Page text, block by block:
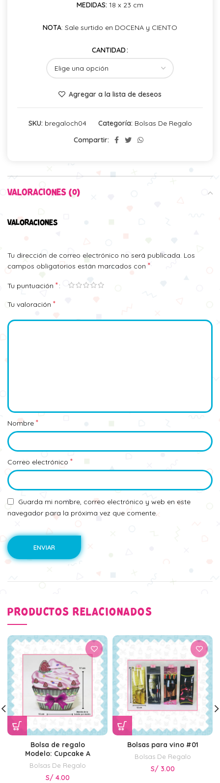
MEDIDAS: 18 x 23 cm
NOTA: Sale surtido en DOCENA y CIENTO
CANTIDAD
Agregar a la lista de deseos
SKU: bregaloch04 Categoría: Bolsas De Regalo
Compartir:
VALORACIONES (0)
VALORACIONES
Tu dirección de correo electrónico no será publicada. Los
campos obligatorios están marcados con *
Tu puntuación *
Tu valoración *
Nombre *
Correo electrónico *
Guarda mi nombre, correo electrónico y web en este
navegador para la próxima vez que comente.
PRODUCTOS RELACIONADOS
Bolsa de regalo
Modelo: Cupcake A
Bolsas De Regalo
S/ 4.00
Bolsas para vino #01
Bolsas De Regalo
S/ 3.00